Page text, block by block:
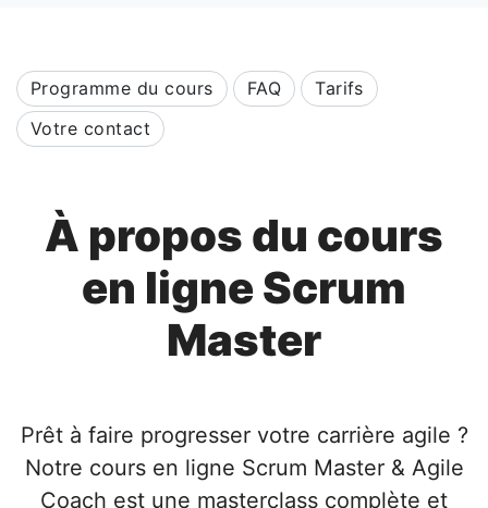
Programme du cours FAQ
Tarifs
Votre contact
À propos du cours
en ligne Scrum
Master
Prêt à faire progresser votre carrière agile ?
Notre cours en ligne Scrum Master & Agile
Coach est une masterclass complète et